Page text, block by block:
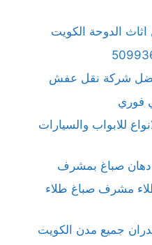
الدوحة الكويت
شركة نقل عفش
فوري
للابواب والسيارات
صباغ بمشرف
مشرف صباغ طلاء
جميع مدن الكويت